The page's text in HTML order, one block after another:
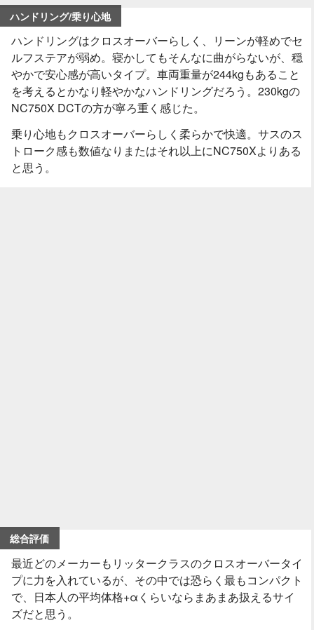
ハンドリング/乗り心地
ハンドリングはクロスオーバーらしく、リーンが軽めでセ
ルフステアが弱め。寝かしてもそんなに曲がらないが、穏
やかで安心感が高いタイプ。車両重量が244kgもあること
を考えるとかなり軽やかなハンドリングだろう。230kgの
NC750X DCTの方が寧ろ重く感じた。
乗り心地もクロスオーバーらしく柔らかで快適。サスのス
トローク感も数値なりまたはそれ以上にNC750Xよりある
と思う。
総合評価
最近どのメーカーもリッタークラスのクロスオーバータイ
プに力を入れているが、その中では恐らく最もコンパクト
で、日本人の平均体格+αくらいならまあまあ扱えるサイ
ズだと思う。